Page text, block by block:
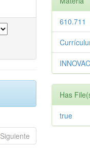
Siguiente
610.711
Has
true